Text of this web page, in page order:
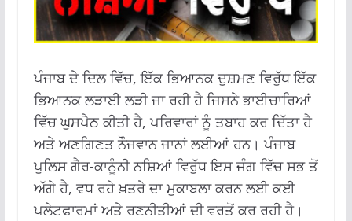
ਪੰਜਾਬ ਦੇ ਦਿਲ ਵਿੱਚ, ਇੱਕ ਭਿਆਨਕ ਦੁਸ਼ਮਣ ਵਿਰੁੱਧ ਇੱਕ
ਭਿਆਨਕ ਲੜਾਈ ਲੜੀ ਜਾ ਰਹੀ ਹੈ ਜਿਸਨੇ ਭਾਈਚਾਰਿਆਂ
ਵਿੱਚ ਘੁਸਪੈਠ ਕੀਤੀ ਹੈ, ਪਰਿਵਾਰਾਂ ਨੂੰ ਤਬਾਹ ਕਰ ਦਿੱਤਾ ਹੈ
ਅਤੇ ਅਣਗਿਣਤ ਨੌਜਵਾਨ ਜਾਨਾਂ ਲਈਆਂ ਹਨ। ਪੰਜਾਬ
ਪੁਲਿਸ ਗੈਰ-ਕਾਨੂੰਨੀ ਨਸ਼ਿਆਂ ਵਿਰੁੱਧ ਇਸ ਜੰਗ ਵਿੱਚ ਸਭ ਤੋਂ
ਅੱਗੇ ਹੈ, ਵਧ ਰਹੇ ਖ਼ਤਰੇ ਦਾ ਮੁਕਾਬਲਾ ਕਰਨ ਲਈ ਕਈ
ਪਲੇਟਫਾਰਮਾਂ ਅਤੇ ਰਣਨੀਤੀਆਂ ਦੀ ਵਰਤੋਂ ਕਰ ਰਹੀ ਹੈ।